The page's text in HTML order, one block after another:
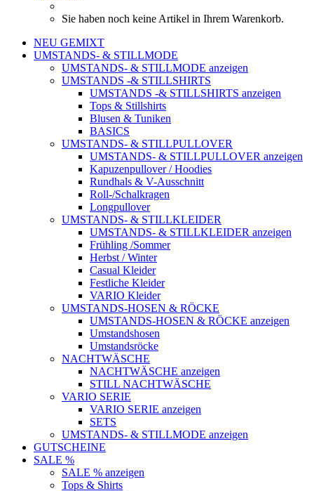
Sie haben noch keine Artikel in Ihrem Warenkorb.
NEU GEMIXT
UMSTANDS- & STILLMODE
UMSTANDS- & STILLMODE anzeigen
UMSTANDS -& STILLSHIRTS
UMSTANDS -& STILLSHIRTS anzeigen
Tops & Stillshirts
Blusen & Tuniken
BASICS
UMSTANDS- & STILLPULLOVER
UMSTANDS- & STILLPULLOVER anzeigen
Kapuzenpullover / Hoodies
Rundhals & V-Ausschnitt
Roll-/Schalkragen
Longpullover
UMSTANDS- & STILLKLEIDER
UMSTANDS- & STILLKLEIDER anzeigen
Frühling /Sommer
Herbst / Winter
Casual Kleider
Festliche Kleider
VARIO Kleider
UMSTANDS-HOSEN & RÖCKE
UMSTANDS-HOSEN & RÖCKE anzeigen
Umstandshosen
Umstandsröcke
NACHTWÄSCHE
NACHTWÄSCHE anzeigen
STILL NACHTWÄSCHE
VARIO SERIE
VARIO SERIE anzeigen
SETS
UMSTANDS- & STILLMODE anzeigen
GUTSCHEINE
SALE %
SALE % anzeigen
Tops & Shirts